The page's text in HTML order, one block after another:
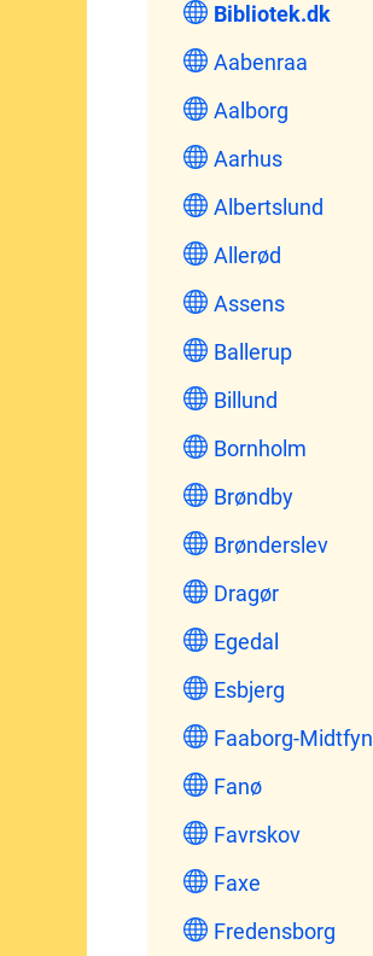
Bibliotek.dk
Aabenraa
Aalborg
Aarhus
Albertslund
Allerød
Assens
Ballerup
Billund
Bornholm
Brøndby
Brønderslev
Dragør
Egedal
Esbjerg
Faaborg-Midtfyn
Fanø
Favrskov
Faxe
Fredensborg